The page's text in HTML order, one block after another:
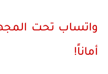
واتساب تحت المجهر
أماناً!